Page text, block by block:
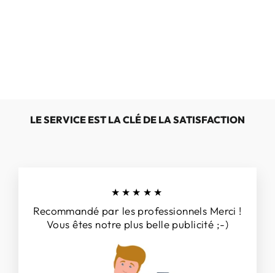
LE SERVICE EST LA CLÉ DE LA SATISFACTION
★★★★★
Recommandé par les professionnels Merci !
Vous êtes notre plus belle publicité ;-)